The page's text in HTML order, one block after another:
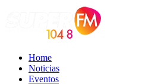
Home
Noticias
Eventos